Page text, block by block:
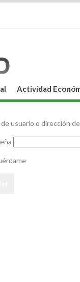
Actividad
usuario o dirección